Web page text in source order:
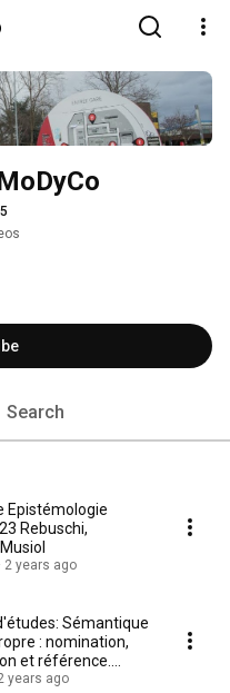
Search
Epistémologie
Rebuschi,
2 years ago
Sémantique
: nomination,
et référence.
years ago